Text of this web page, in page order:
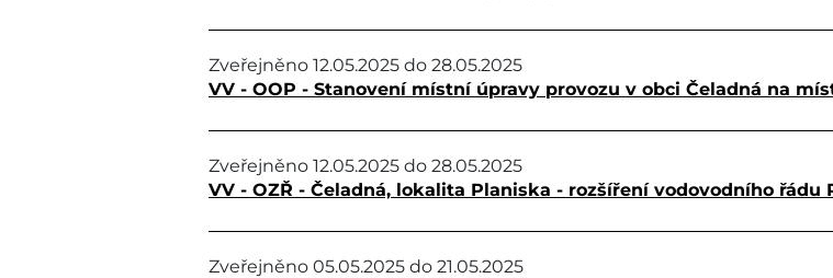
Zveřejněno 12.05.2025 do 28.05.2025
VV - OOP - Stanovení místní úpravy provozu v obci Čeladná na
Zveřejněno 12.05.2025 do 28.05.2025
VV - OZŘ - Čeladná, lokalita Planiska - rozšíření vodovodního řádu
Zveřejněno 05.05.2025 do 21.05.2025